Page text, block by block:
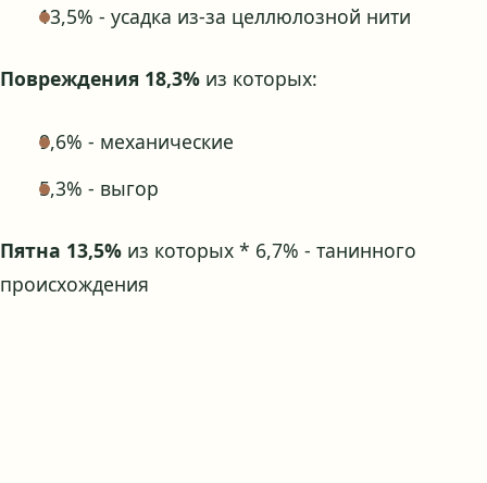
13,5% - усадка из-за целлюлозной нити
Повреждения 18,3% из которых:
9,6% - механические
5,3% - выгор
Пятна 13,5% из которых * 6,7% - танинного
происхождения